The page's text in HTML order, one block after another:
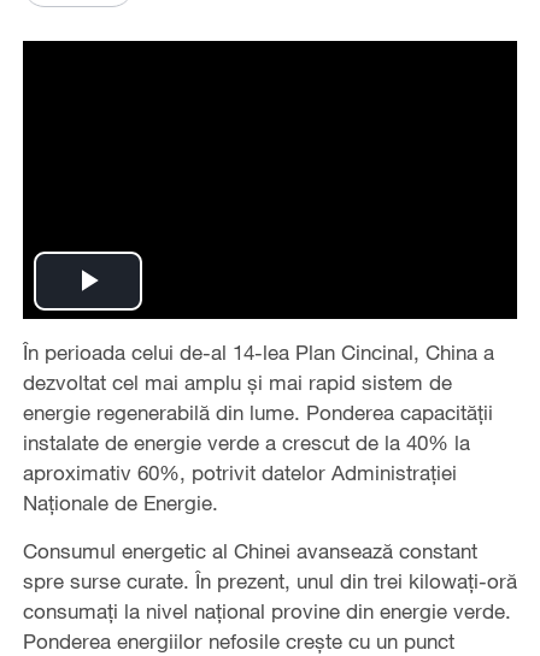
Play
Video
În perioada celui de-al 14-lea Plan Cincinal, China a
dezvoltat cel mai amplu și mai rapid sistem de
energie regenerabilă din lume. Ponderea capacității
instalate de energie verde a crescut de la 40% la
aproximativ 60%, potrivit datelor Administrației
Naționale de Energie.
Consumul energetic al Chinei avansează constant
spre surse curate. În prezent, unul din trei kilowați-oră
consumați la nivel național provine din energie verde.
Ponderea energiilor nefosile crește cu un punct